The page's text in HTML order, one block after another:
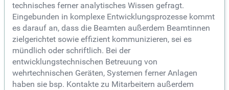
technisches ferner analytisches Wissen gefragt.
Eingebunden in komplexe Entwicklungsprozesse kommt
es darauf an, dass die Beamten außerdem Beamtinnen
zielgerichtet sowie effizient kommunizieren, sei es
mündlich oder schriftlich. Bei der
entwicklungstechnischen Betreuung von
wehrtechnischen Geräten, Systemen ferner Anlagen
haben sie bsp. Kontakte zu Mitarbeitern außerdem